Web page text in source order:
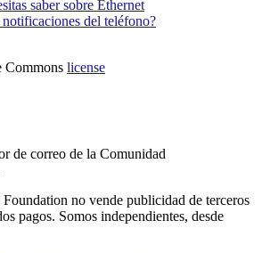
saber sobre Ethernet
notificaciones del teléfono?
Commons license
de correo de la Comunidad
no vende publicidad de terceros
pagos. Somos independientes, desde